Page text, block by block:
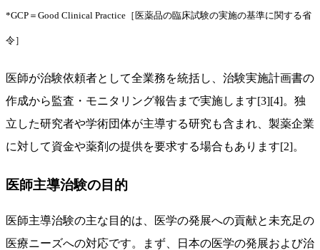
*GCP＝Good Clinical Practice［医薬品の臨床試験の実施の基準に関する省
令］
医師が治験依頼者として全業務を統括し、治験実施計画書の
作成から監査・モニタリング報告まで実施します[3][4]。独
立した研究者や学術団体が主導する研究も含まれ、製薬企業
に対して資金や薬剤の提供を要求する場合もあります[2]。
医師主導治験の目的
医師主導治験の主な目的は、医学の発展への貢献と未充足の
医療ニーズへの対応です。まず、日本の医学の発展および治